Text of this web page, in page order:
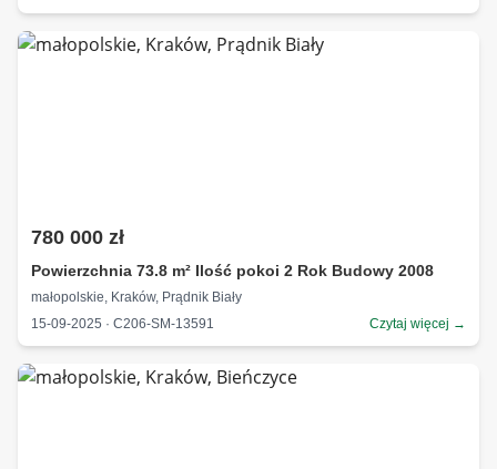
780 000 zł
Powierzchnia 73.8 m² Ilość pokoi 2 Rok Budowy 2008
małopolskie, Kraków, Prądnik Biały
15-09-2025 · C206-SM-13591
Czytaj więcej →